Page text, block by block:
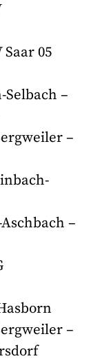
05
–
–
–
–